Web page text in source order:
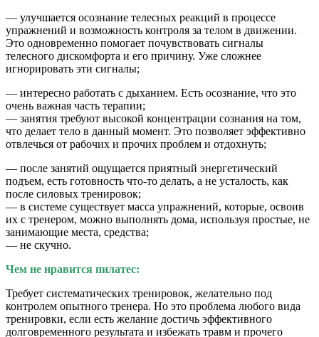
— улучшается осознание телесных реакций в процессе
упражнений и возможность контроля за телом в движении.
Это одновременно помогает почувствовать сигналы
телесного дискомфорта и его причину. Уже сложнее
игнорировать эти сигналы;
— интересно работать с дыханием. Есть осознание, что это
очень важная часть терапии;
— занятия требуют высокой концентрации сознания на том,
что делает тело в данный момент. Это позволяет эффективно
отвлечься от рабочих и прочих проблем и отдохнуть;
— после занятий ощущается приятный энергетический
подъем, есть готовность что-то делать, а не усталость, как
после силовых тренировок;
— в системе существует масса упражнений, которые, освоив
их с тренером, можно выполнять дома, используя простые, не
занимающие места, средства;
— не скучно.
Чем не нравится пилатес:
Требует систематических тренировок, желательно под
контролем опытного тренера. Но это проблема любого вида
тренировки, если есть желание достичь эффективного
долговременного результата и избежать травм и прочего